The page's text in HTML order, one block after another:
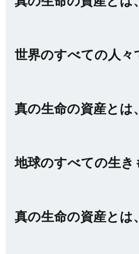
世界のすべての人々
真の生命の資産とは、
地球のすべての生き
真の生命の資産とは、